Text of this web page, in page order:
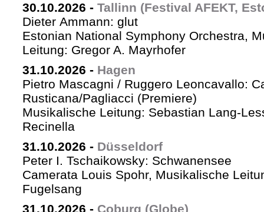
30.10.2026 - Tallinn (Festival AFEKT,
Dieter Ammann: glut
Estonian National Symphony Orchestra,
Leitung: Gregor A. Mayrhofer
31.10.2026 - Hagen
Pietro Mascagni / Ruggero Leoncavallo:
Rusticana/Pagliacci (Premiere)
Musikalische Leitung: Sebastian Lang-
Recinella
31.10.2026 - Düsseldorf
Peter I. Tschaikowsky: Schwanensee
Camerata Louis Spohr, Musikalische
Fugelsang
31.10.2026 - Coburg (Globe)